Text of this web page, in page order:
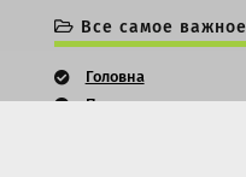
Все самое важное
Головна
Про нас